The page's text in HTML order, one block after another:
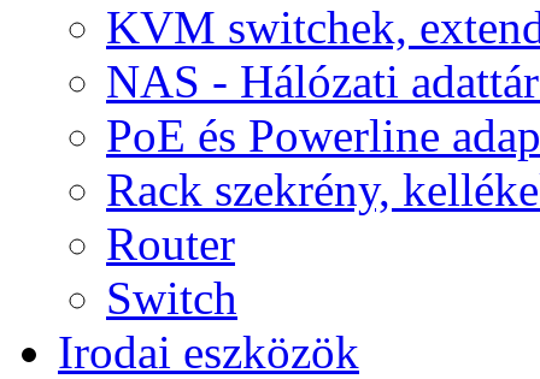
KVM switchek,
NAS - Hálózati
PoE és Powerline
Rack szekrény,
Router
Switch
Irodai eszközök